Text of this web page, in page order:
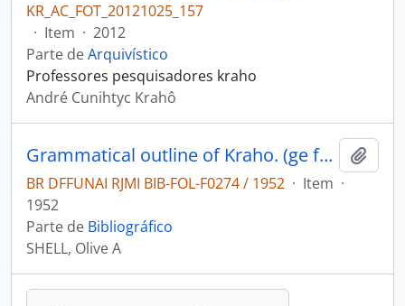
KR_AC_FOT_20121025_157
· Item · 2012
Parte deArquivístico
Professores pesquisadores kraho
André Cunihtyc Krahô
Grammatical outline of Kraho. (ge familiy)
BR DFFUNAI RJMI BIB-FOL-F0274 / 1952 · Item ·
1952
Parte de Bibliográfico
SHELL, Olive A